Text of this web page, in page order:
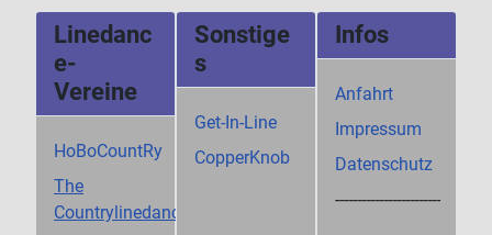
Linedanc
e-
Vereine
HoBoCountRy
The
Countrylinedancers
Sonstige
s
Get-In-Line
CopperKnob
Infos
Anfahrt
Impressum
Datenschutz
------------------------